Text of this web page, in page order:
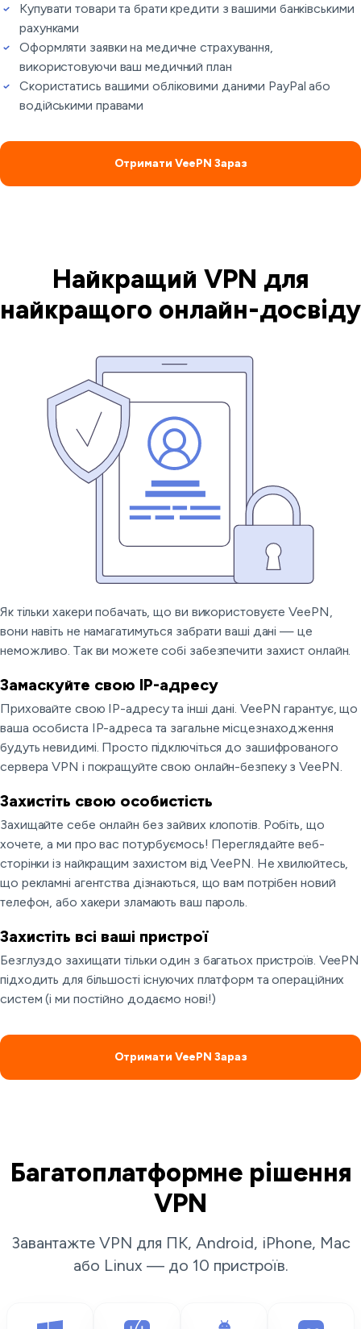
Купувати товари та брати кредити з вашими банківськими
рахунками
Оформляти заявки на медичне страхування,
використовуючи ваш медичний план
Скористатись вашими обліковими даними PayPal або
водійськими правами
Отримати VeePN Зараз
Найкращий VPN для
найкращого онлайн-досвіду
Як тільки хакери побачать, що ви використовуєте VeePN,
вони навіть не намагатимуться забрати ваші дані — це
неможливо. Так ви можете собі забезпечити захист онлайн.
Замаскуйте свою IP-адресу
Приховайте свою IP-адресу та інші дані. VeePN гарантує, що
ваша особиста IP-адреса та загальне місцезнаходження
будуть невидимі. Просто підключіться до зашифрованого
сервера VPN і покращуйте свою онлайн-безпеку з VeePN.
Захистіть свою особистість
Захищайте себе онлайн без зайвих клопотів. Робіть, що
хочете, а ми про вас потурбуємось! Переглядайте веб-
сторінки із найкращим захистом від VeePN. Не хвилюйтесь,
що рекламні агентства дізнаються, що вам потрібен новий
телефон, або хакери зламають ваш пароль.
Захистіть всі ваші пристрої
Безглуздо захищати тільки один з багатьох пристроїв. VeePN
підходить для більшості існуючих платформ та операційних
систем (і ми постійно додаємо нові!)
Отримати VeePN Зараз
Багатоплатформне рішення
VPN
Завантажте VPN для ПК, Android, iPhone, Mac
або Linux — до 10 пристроїв.